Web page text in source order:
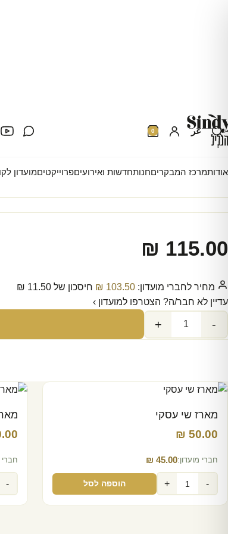
عر 0
אודותמרכז המבקריםחנותחדשות ואירועיםפרוייקטיםמועדון
עמוד הבית
מארז מתנה גליל
מק״ט:570002MHOOB
₪ 115.00‬
מחיר לחברי מועדון: ₪ 103.50‬ חיסכון של ₪ 11.50‬
עדיין לא חבר/ה? הצטרפו למועדון ›
-
+
מארז שי עסקי
₪ 50.00‬
חברי מועדון: ₪ 45.00‬
-
+ הוספה לסל
חברי
-